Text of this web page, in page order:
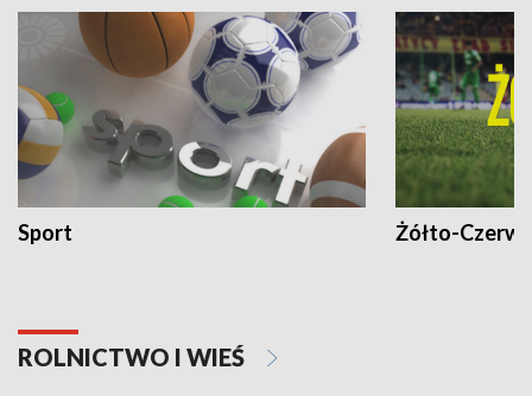
Sport Żółto-
ROLNICTWO I WIEŚ